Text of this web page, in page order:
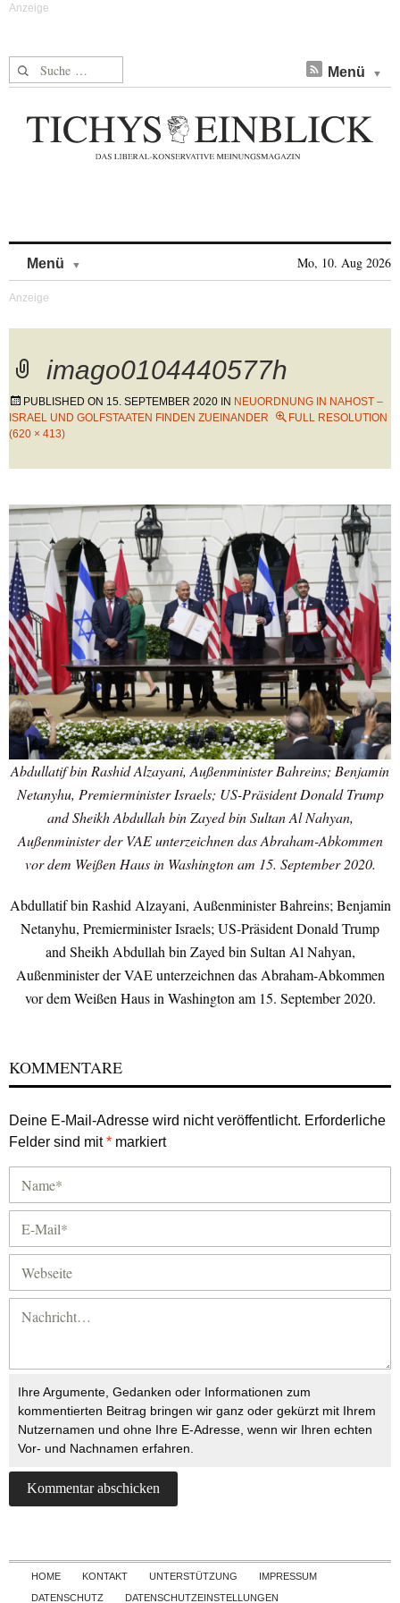
Suche nach: Menü
Menü Mo, 10. Aug 2026
imago0104440577h
PUBLISHED ON 15. SEPTEMBER 2020 IN NEUORDNUNG IN NAHOST –
ISRAEL UND GOLFSTAATEN FINDEN ZUEINANDER
FULL RESOLUTION
(620 × 413)
Abdullatif bin Rashid Alzayani, Außenminister Bahreins; Benjamin
Netanyhu, Premierminister Israels; US-Präsident Donald Trump
and Sheikh Abdullah bin Zayed bin Sultan Al Nahyan,
Außenminister der VAE unterzeichnen das Abraham-Abkommen
vor dem Weißen Haus in Washington am 15. September 2020.
Abdullatif bin Rashid Alzayani, Außenminister Bahreins; Benjamin
Netanyhu, Premierminister Israels; US-Präsident Donald Trump
and Sheikh Abdullah bin Zayed bin Sultan Al Nahyan,
Außenminister der VAE unterzeichnen das Abraham-Abkommen
vor dem Weißen Haus in Washington am 15. September 2020.
KOMMENTARE
Deine E-Mail-Adresse wird nicht veröffentlicht. Erforderliche
Felder sind mit* markiert
Ihre Argumente, Gedanken oder Informationen zum
kommentierten Beitrag bringen wir ganz oder gekürzt mit Ihrem
Nutzernamen und ohne Ihre E-Adresse, wenn wir Ihren echten
Vor- und Nachnamen erfahren.
Skip to content
HOME KONTAKT UNTERSTÜTZUNG
IMPRESSUM
DATENSCHUTZ
DATENSCHUTZEINSTELLUNGEN